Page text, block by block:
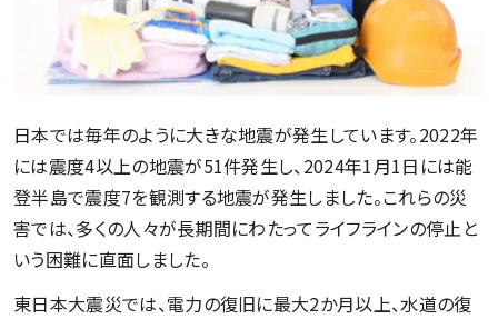
日本では毎年のように大きな地震が発生しています。2022年
には震度4以上の地震が51件発生し、2024年1月1日には能
登半島で震度7を観測する地震が発生しました。これらの災
害では、多くの人々が長期間にわたってライフラインの停止と
いう困難に直面しました。
東日本大震災では、電力の復旧に最大2か月以上、水道の復